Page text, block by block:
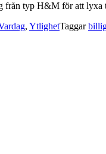
från typ H&M för att
, YtlighetTaggar